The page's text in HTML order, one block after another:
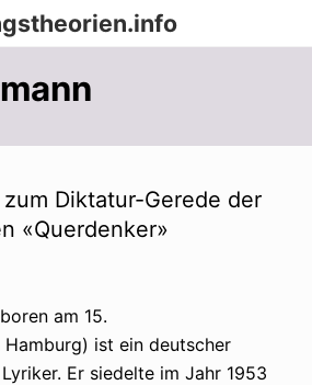
Diktatur-Gerede der
«Querdenker»
am 15.
ist ein deutscher
Er siedelte im Jahr 1953